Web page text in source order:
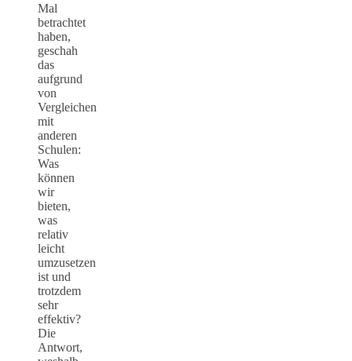
Mal
betrachtet
haben,
geschah
das
aufgrund
von
Vergleichen
mit
anderen
Schulen:
Was
können
wir
bieten,
was
relativ
leicht
umzusetzen
ist und
trotzdem
sehr
effektiv?
Die
Antwort,